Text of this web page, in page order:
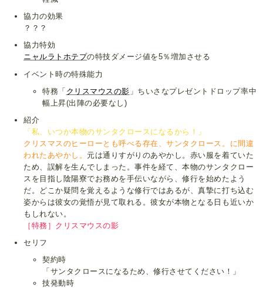
協力の効果
？？？
協力特効
ニャルラトホテプの特技ダメージ値を5％増加させる
イベント時の特殊能力
特務「 クリスマウスの影 」ちいさなプレゼントドロップ率中
幅上昇(出陣の必要なし)
紹介
「私、いつか本物のサンタクロースになるから！」
クリスマスのヒーローとも呼べる存在、サンタクロース。に間違
われたあやかし。 元は通りすがりのあやかし。赤い服を着ていた
ため、誤解を生んでしまった。事件を経て、本物のサンタクロー
スを目指し陰陽寮でお務めを手伝いながら、修行を始めたよう
だ。どこか疑問を覚えるような修行ではあるが、真摯に打ち込む
姿からは彼女の覚悟が見て取れる。彼女が本物となる日も近いか
もしれない。
［特務］クリスマウスの影
セリフ
契約時
「サンタクロースになるため、修行させてください！」
技発動時